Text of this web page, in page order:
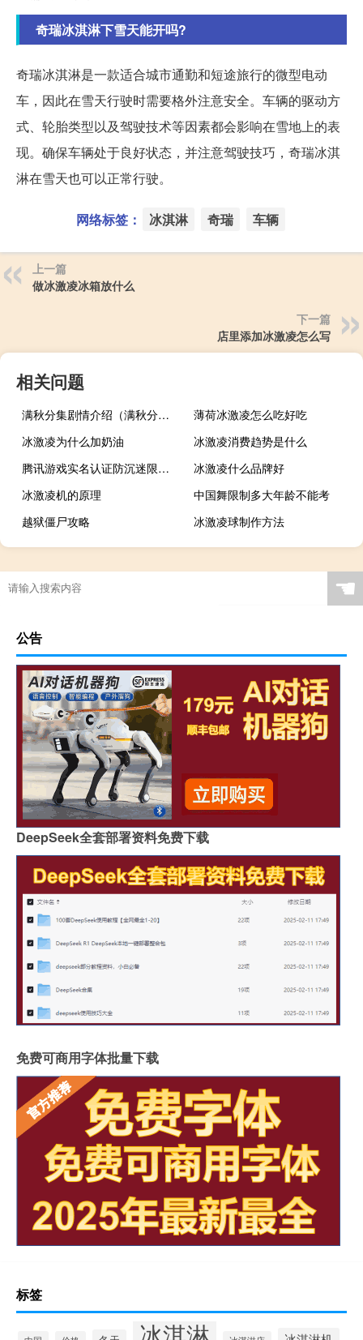
奇瑞冰淇淋下雪天能开吗?
奇瑞冰淇淋是一款适合城市通勤和短途旅行的微型电动
车，因此在雪天行驶时需要格外注意安全。车辆的驱动方
式、轮胎类型以及驾驶技术等因素都会影响在雪地上的表
现。确保车辆处于良好状态，并注意驾驶技巧，奇瑞冰淇
淋在雪天也可以正常行驶。
网络标签： 冰淇淋 奇瑞 车辆
上一篇
做冰激凌冰箱放什么
下一篇
店里添加冰激凌怎么写
相关问题
满秋分集剧情介绍（满秋分集剧情介绍）
薄荷冰激凌怎么吃好吃
冰激凌为什么加奶油
冰激凌消费趋势是什么
腾讯游戏实名认证防沉迷限制（腾讯游戏实名认证解除）
冰激凌什么品牌好
冰激凌机的原理
中国舞限制多大年龄不能考
越狱僵尸攻略
冰激凌球制作方法
☚
公告
DeepSeek全套部署资料免费下载
免费可商用字体批量下载
标签
冰淇淋